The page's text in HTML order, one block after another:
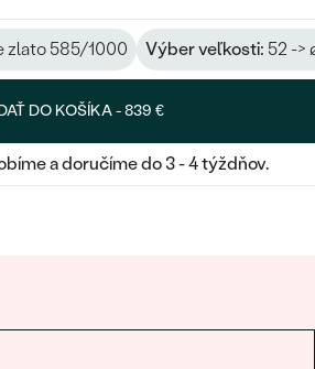
zlato 585/1000 Výber veľkosti: 52 ->
DO KOŠÍKA -839 €
a doručíme do 3 - 4 týždňov.